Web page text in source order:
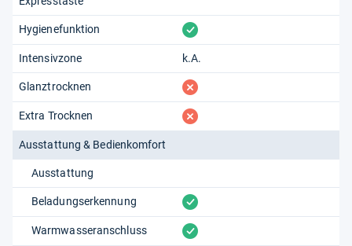
Hygienefunktion vorhanden
Intensivzone k.A.
Glanztrocknen fehlt
Extra Trocknen fehlt
Ausstattung & Bedienkomfort
Ausstattung
Beladungserkennung vorhanden
Warmwasseranschluss vorhanden